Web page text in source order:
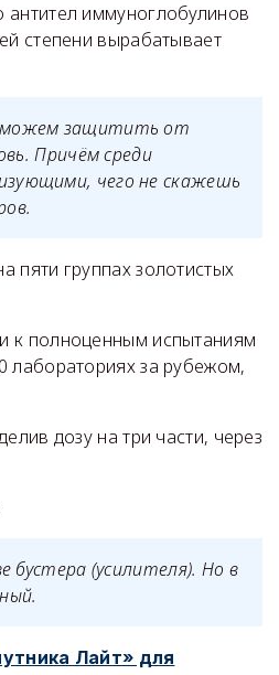
антител иммуноглобулинов
степени вырабатывает
можем защитить от
Причём среди
чего не скажешь
пяти группах золотистых
к полноценным испытаниям
лабораториях за рубежом,
дозу на три части, через
бустера (усилителя). Но в
Лайт» для